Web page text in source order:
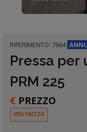
RIFERIMENTO: 7664
Pressa per
PRM 225
€ PREZZO
VEDI PREZZO